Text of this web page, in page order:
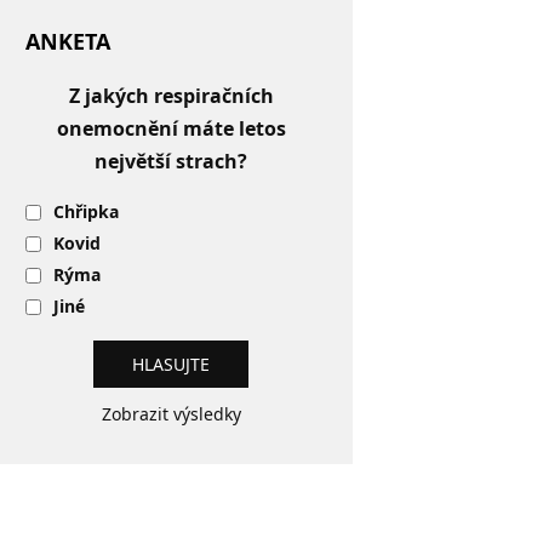
ANKETA
Z jakých respiračních
onemocnění máte letos
největší strach?
Chřipka
Kovid
Rýma
Jiné
Zobrazit výsledky